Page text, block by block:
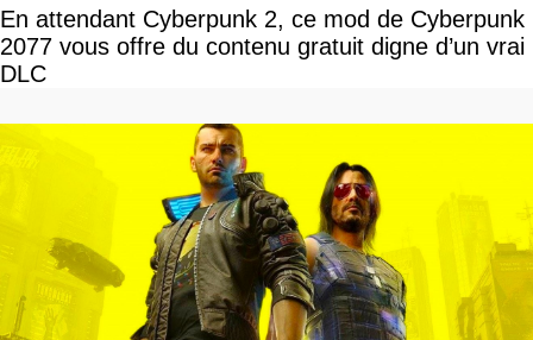
En attendant Cyberpunk 2, ce mod de Cyberpunk
2077 vous offre du contenu gratuit digne d’un vrai
DLC